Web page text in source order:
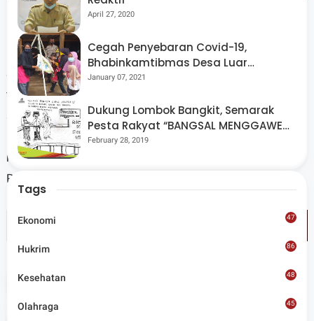
Saat ditanya, Mohan Roliskana saat ini masuk dalam
figur di internal Partai Golkar yang ditugaskan menjadi
salah satu kandidat Calon Gubernur NTB, dengan santun
Lalu Winengan mengatakan, masyarakat Kota Mataram
masih membutuhkan sentuhan tangan dingin Mohan
Roliskana dalam memimpin di kota ini. (*)
Tags
Share
April 27, 2020
Cegah Penyebaran Covid-19,
Bhabinkamtibmas Desa Luar
Pantau Kegiatan Posyandu
January 07, 2021
Dukung Lombok Bangkit, Semarak
Pesta Rakyat “BANGSAL MENGGAWE”
Kembali Digelar Para Seniman Di
February 28, 2019
Tags
Ekonomi 47
Hukrim 86
Kesehatan 48
Olahraga 45